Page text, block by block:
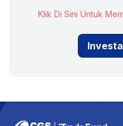
Klik Di Sini Untuk